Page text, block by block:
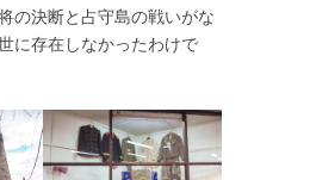
の決断と占守島の戦いがな
に存在しなかったわけで